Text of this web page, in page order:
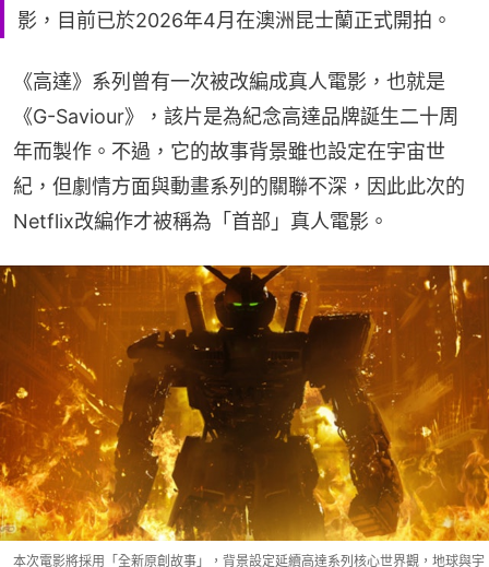
影，目前已於2026年4月在澳洲昆士蘭正式開拍。
《高達》系列曾有一次被改編成真人電影，也就是
《G-Saviour》，該片是為紀念高達品牌誕生二十周
年而製作。不過，它的故事背景雖也設定在宇宙世
紀，但劇情方面與動畫系列的關聯不深，因此此次的
Netflix改編作才被稱為「首部」真人電影。
本次電影將採用「全新原創故事」，背景設定延續高達系列核心世界觀，地球與宇